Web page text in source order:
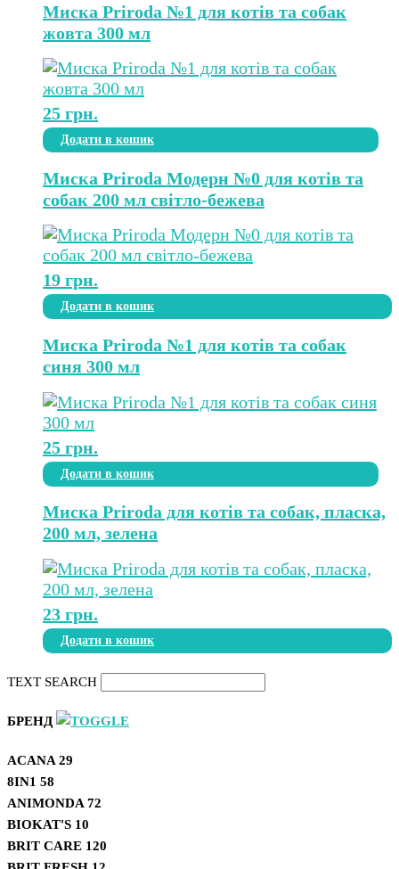
Миска Priroda №1 для котів та собак
жовта 300 мл
25 грн.
Додати в кошик
Миска Priroda Модерн №0 для котів та
собак 200 мл світло-бежева
19 грн.
Додати в кошик
Миска Priroda №1 для котів та собак
синя 300 мл
25 грн.
Додати в кошик
Миска Priroda для котів та собак, пласка,
200 мл, зелена
23 грн.
Додати в кошик
TEXT SEARCH
БРЕНД
ACANA 29
8IN1 58
ANIMONDA 72
BIOKAT'S 10
BRIT CARE 120